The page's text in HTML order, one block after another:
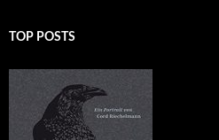
TOP POSTS